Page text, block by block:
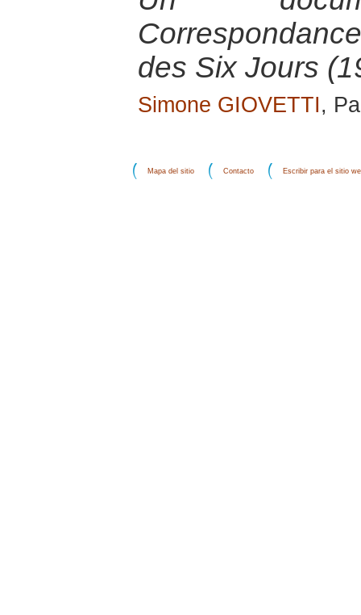
des Six Jours
Simone GIOVETTI,
Mapa del sitio Contacto Escribir para el sitio